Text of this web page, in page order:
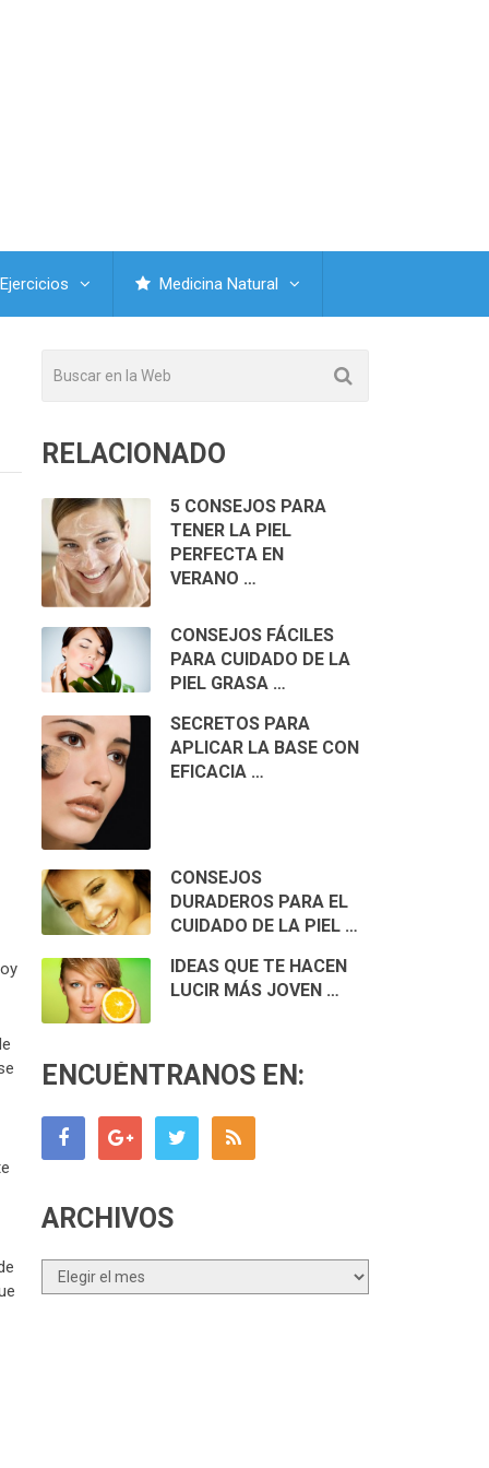
Ejercicios Medicina Natural
RELACIONADO
5 CONSEJOS PARA
TENER LA PIEL
PERFECTA EN
VERANO …
CONSEJOS FÁCILES
PARA CUIDADO DE LA
PIEL GRASA …
SECRETOS PARA
APLICAR LA BASE CON
EFICACIA …
CONSEJOS
DURADEROS PARA EL
CUIDADO DE LA PIEL …
IDEAS QUE TE HACEN
LUCIR MÁS JOVEN …
ENCUÉNTRANOS EN:
ARCHIVOS
Archivos